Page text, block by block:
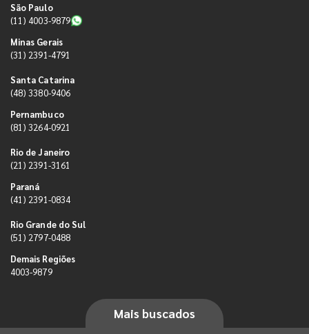
São Paulo
(11) 4003-9879
Minas Gerais
(31) 2391-4791
Santa Catarina
(48) 3380-9406
Pernambuco
(81) 3264-0921
Rio de Janeiro
(21) 2391-3161
Paraná
(41) 2391-0834
Rio Grande do Sul
(51) 2797-0488
Demais Regiões
4003-9879
Mais buscados